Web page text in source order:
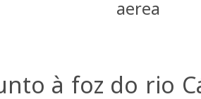
à foz do rio